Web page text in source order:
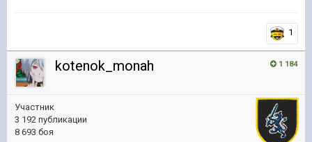
1
1 184
kotenok_monah
Участник
3 192 публикации
8 693 боя